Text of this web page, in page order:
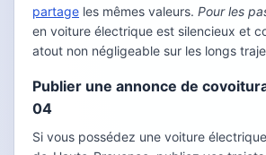
partage les mêmes valeurs. Pour les
en voiture électrique est silencieux et
atout non négligeable sur les longs
Publier une annonce de
04
Si vous possédez une voiture